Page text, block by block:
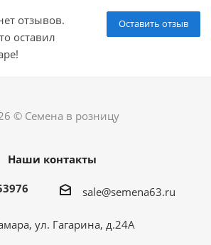
Оставить отзыв
отзывов.
оставил
© Семена в розницу
Наши контакты
sale@semena63.ru
ул. Гагарина, д.24А